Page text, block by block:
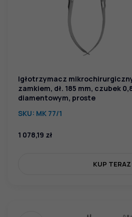
Igłotrzymacz
zamkiem, dł. 185 mm, czubek
diamentowym, proste
SKU: MK 77/1
1 078,19 zł
KUP TERAZ